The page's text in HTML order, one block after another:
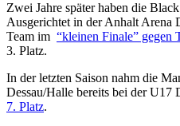
Zwei Jahre später haben die
Ausgerichtet in der Anhalt Arena
Team im “kleinen Finale” gegen
3. Platz.
In der letzten Saison nahm die
Dessau/Halle bereits bei der U17
7. Platz.